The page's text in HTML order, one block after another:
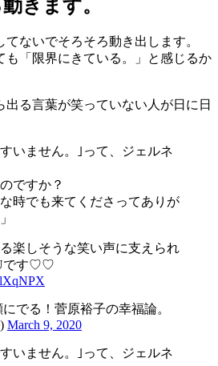
きます。
ないでそろそろ動き出します。
も「限界にきている。」と感じるか
出る言葉が笑っていない人が日に日
いません。｣って、ジェルネ
ですか？
時でも来てくださってありが
楽しそうな笑い声に支えられ
です♡♡
でる！菅原裕子の幸福論。
March 9, 2020
いません。｣って、ジェルネ